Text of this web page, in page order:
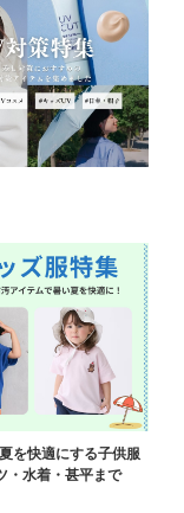
を快適にする子供服
・水着・甚平まで